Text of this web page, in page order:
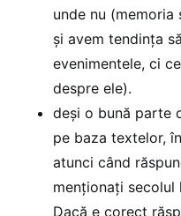
unde nu (memoria
și avem tendința
evenimentele, ci
despre ele).
deși o bună parte
pe baza textelor,
atunci când
menționați secolul
Dacă e corect